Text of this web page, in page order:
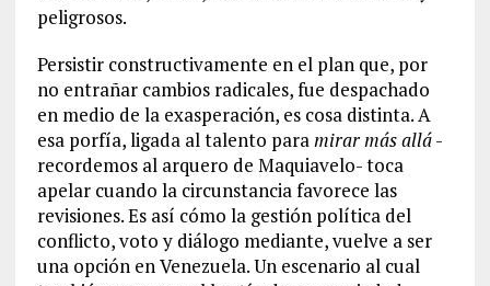
peligrosos.
Persistir constructivamente en el plan que, por
no entrañar cambios radicales, fue despachado
en medio de la exasperación, es cosa distinta. A
esa porfía, ligada al talento paramirar más allá-
recordemos al arquero de Maquiavelo- toca
apelar cuando la circunstancia favorece las
revisiones. Es así cómo la gestión política del
conflicto, voto y diálogo mediante, vuelve a ser
una opción en Venezuela. Un escenario al cual